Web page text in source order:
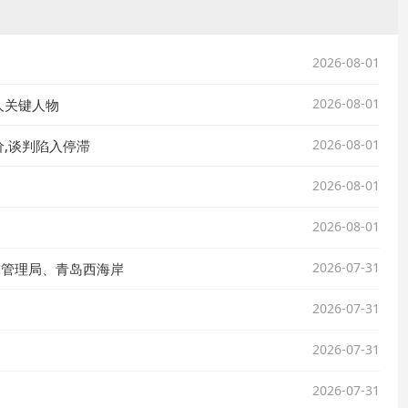
2026-08-01
键人物 2026-08-01
谈判陷入停滞 2026-08-01
2026-08-01
2026-08-01
理局、青岛西海岸 2026-07-31
2026-07-31
2026-07-31
2026-07-31